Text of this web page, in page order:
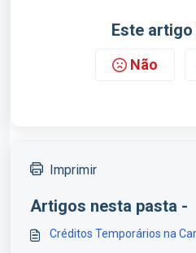
Este
Não
Imprimir
Artigos nesta pasta -
Créditos Temporários na